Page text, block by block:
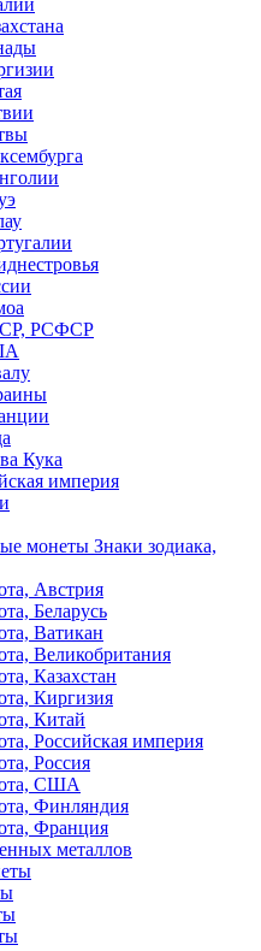
РСФСР
Кука
империя
монеты Знаки зодиака,
Австрия
Беларусь
Ватикан
Великобритания
Казахстан
Киргизия
Китай
Российская империя
Россия
США
Финляндия
Франция
металлов